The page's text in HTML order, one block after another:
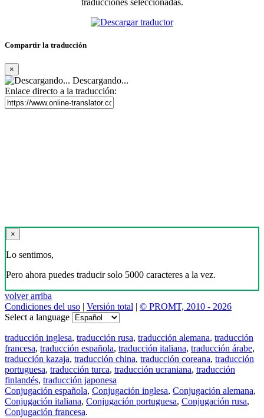
Compartir la traducción
×
Descargando...
Enlace directo a la traducción:
×
Lo sentimos,
Pero ahora puedes traducir solo 5000 caracteres a la vez.
volver arriba
Condiciones del uso | Versión total | © PROMT, 2010 - 2026
Select a language
traducción inglesa, traducción rusa, traducción alemana, traducción
francesa, traducción española, traducción italiana, traducción árabe,
traducción kazaja, traducción china, traducción coreana, traducción
portuguesa, traducción turca, traducción ucraniana, traducción
finlandés, traducción japonesa
Conjugación española, Conjugación inglesa, Conjugación alemana,
Conjugación italiana, Conjugación portuguesa, Conjugación rusa,
Conjugación francesa.